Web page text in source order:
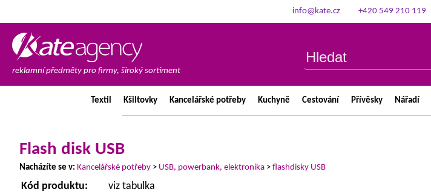
info@kate.cz +420 549 210 119
reklamní předměty pro firmy, široký sortiment
Textil Kšiltovky Kancelářské potřeby Kuchyně Cestování Přívěsky Nářadí
Flash disk USB
Nacházíte se v: Kancelářské potřeby > USB, powerbank, elektronika > flashdisky USB
Kód produktu:
viz tabulka